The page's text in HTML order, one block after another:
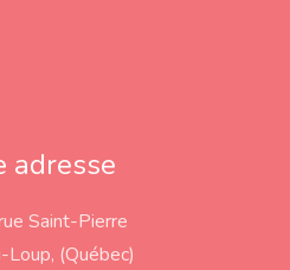
adresse
Saint-Pierre
(Québec)